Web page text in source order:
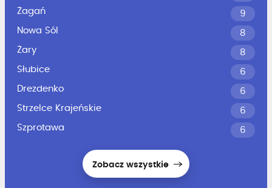
Żagań
9
Nowa Sól
8
Żary
8
Słubice
6
Drezdenko
6
Strzelce Krajeńskie
6
Szprotawa
6
Zobacz wszystkie